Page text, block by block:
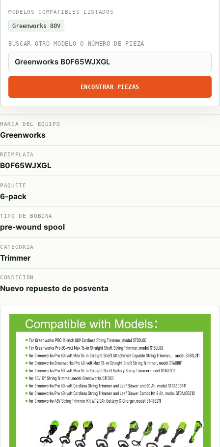
MODELOS COMPATIBLES LISTADOS
Greenworks 80V
BUSCAR OTRO MODELO O NÚMERO DE PIEZA
ENCONTRAR PIEZAS
MARCA DEL EQUIPO
Greenworks
REEMPLAZA
B0F65WJXGL
PAQUETE
6-pack
TIPO DE BOBINA
pre-wound spool
CATEGORÍA
Trimmer
CONDICIÓN
Nuevo repuesto de posventa